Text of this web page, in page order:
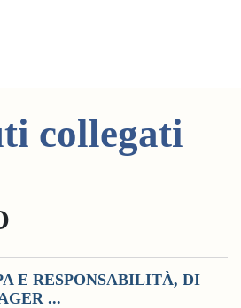
collegati
E RESPONSABILITÀ, DI
...